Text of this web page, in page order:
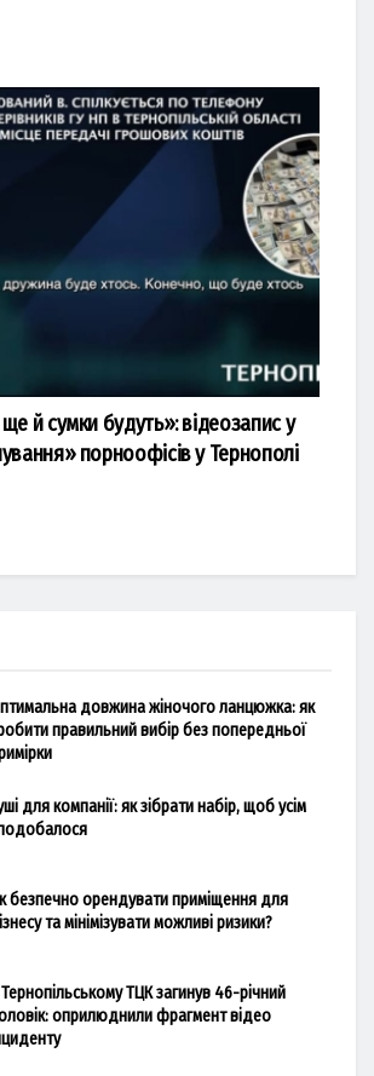
й сумки будуть»: відеозапис у
порноофісів у Тернополі
довжина жіночого ланцюжка: як
правильний вибір без попередньої
для компанії: як зібрати набір, щоб усім
безпечно орендувати приміщення для
та мінімізувати можливі ризики?
ТЦК загинув 46-річний
оприлюднили фрагмент відео